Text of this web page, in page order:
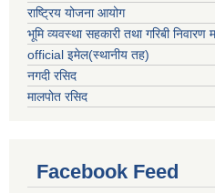
राष्ट्रिय योजना आयोग
भूमि व्यवस्था सहकारी तथा गरिबी निवारण
official इमेल(स्थानीय तह)
नगदी रसिद
मालपोत रसिद
Facebook Feed